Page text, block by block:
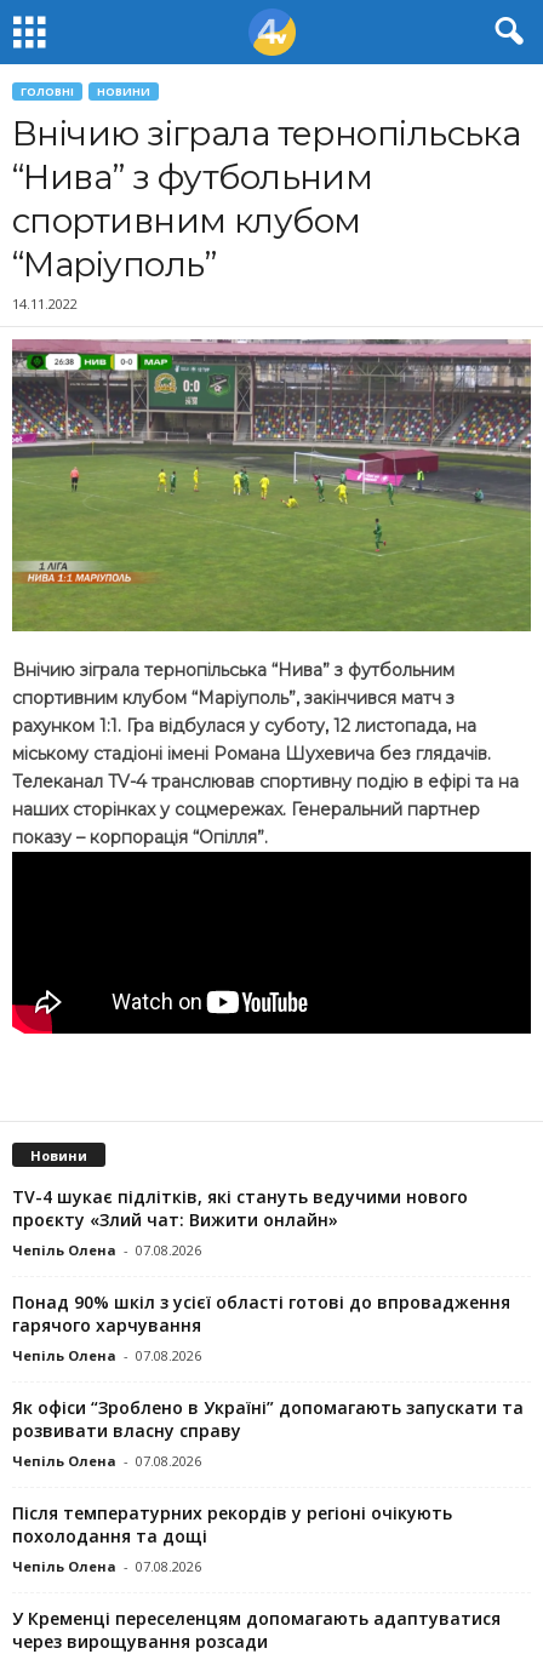
ГОЛОВНІ НОВИНИ
Внічию зіграла тернопільська
“Нива” з футбольним
спортивним клубом
“Маріуполь”
14.11.2022
Внічию зіграла тернопільська “Нива” з футбольним
спортивним клубом “Маріуполь”, закінчився матч з
рахунком 1:1. Гра відбулася у суботу, 12 листопада, на
міському стадіоні імені Романа Шухевича без глядачів.
Телеканал TV-4 транслював спортивну подію в ефірі та на
наших сторінках у соцмережах. Генеральний партнер
показу – корпорація “Опілля”.
Новини
TV-4 шукає підлітків, які стануть ведучими нового
проєкту «Злий чат: Вижити онлайн»
Чепіль Олена - 07.08.2026
Понад 90% шкіл з усієї області готові до впровадження
гарячого харчування
Чепіль Олена - 07.08.2026
Як офіси “Зроблено в Україні” допомагають запускaти та
розвивати власну справу
Чепіль Олена - 07.08.2026
Після температурних рекордів у регіоні очікують
похолодання та дощі
Чепіль Олена - 07.08.2026
У Кременці переселенцям допомагають адаптуватися
через вирощування розсади